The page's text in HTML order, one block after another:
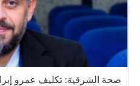
صحة الشرقية: تكليف عمرو